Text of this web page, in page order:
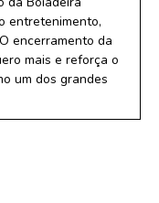
entretenimento,
encerramento da
mais e reforça o
um dos grandes